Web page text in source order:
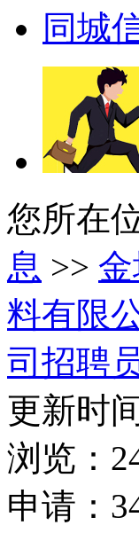
同城
您所在
息 >>
料有限
司招聘
更新时
浏览：
申请：